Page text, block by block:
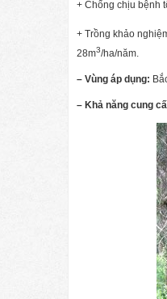
+ Chống chịu bệnh
+ Trồng khảo
28m3/ha/năm.
– Vùng áp dụng:
– Khả năng cung